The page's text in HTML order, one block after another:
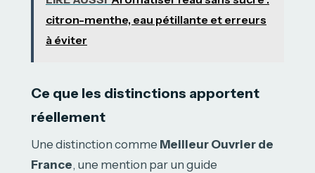
citron-menthe, eau pétillante et erreurs
à éviter
Ce que les distinctions apportent
réellement
Une distinction comme Meilleur Ouvrier de
France, une mention par un guide